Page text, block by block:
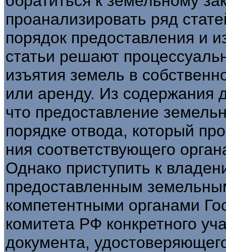
проанализировать ряд
порядок предоставления и
статьи решают
изъятия земель в
или аренду. Из содержания
что предоставление
порядке отвода, который
ния соответствующего
Однако приступить к
предоставленным
компетентными органами
комитета РФ конкретного
документа,